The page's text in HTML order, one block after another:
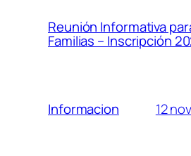
Reunión Informativa
Familias – Inscripción
Informacion 12